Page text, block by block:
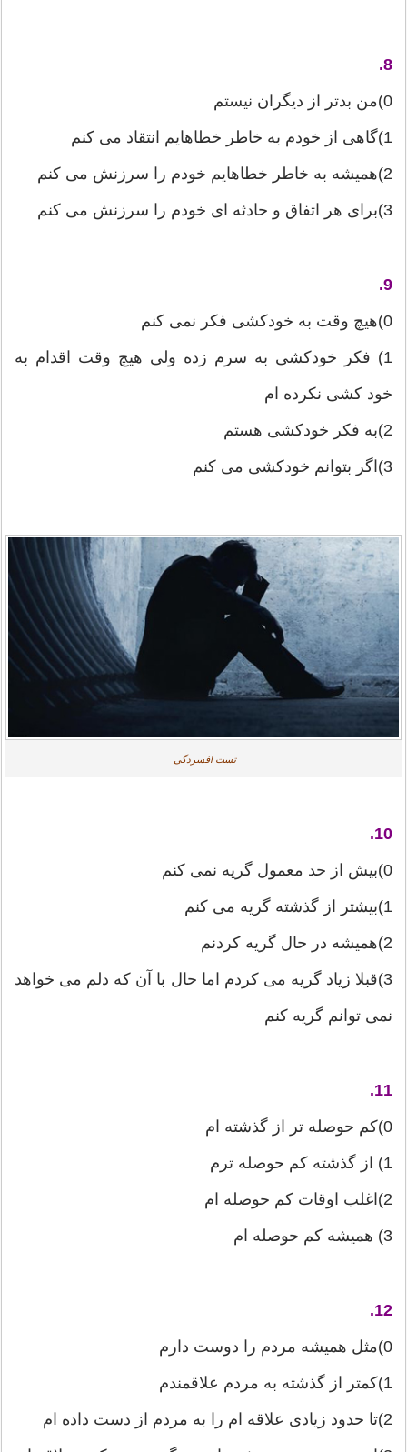
8.
0)من بدتر از دیگران نیستم
1)گاهی از خودم به خاطر خطاهایم انتقاد می كنم
2)همیشه به خاطر خطاهایم خودم را سرزنش می كنم
3)برای هر اتفاق و حادثه ای خودم را سرزنش می كنم
9.
0)هیچ وقت به خودكشی فكر نمی كنم
1) فكر خودكشی به سرم زده ولی هیچ وقت اقدام به
خود كشی نكرده ام
2)به فكر خودكشی هستم
3)اگر بتوانم خودكشی می كنم
تست افسردگی
10.
0)بیش از حد معمول گریه نمی كنم
1)بیشتر از گذشته گریه می كنم
2)همیشه در حال گریه كردنم
3)قبلا زیاد گریه می كردم اما حال با آن كه دلم می خواهد
نمی توانم گریه كنم
11.
0)كم حوصله تر از گذشته ام
1) از گذشته كم حوصله ترم
2)اغلب اوقات كم حوصله ام
3) همیشه كم حوصله ام
12.
0)مثل همیشه مردم را دوست دارم
1)كمتر از گذشته به مردم علاقمندم
2)تا حدود زیادی علاقه ام را به مردم از دست داده ام